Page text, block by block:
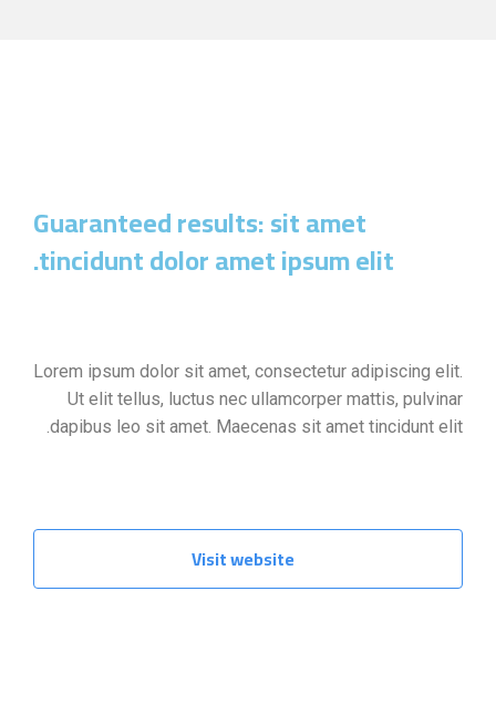
Guaranteed results: sit amet
tincidunt dolor amet ipsum elit.
Lorem ipsum dolor sit amet, consectetur adipiscing elit.
Ut elit tellus, luctus nec ullamcorper mattis, pulvinar
dapibus leo sit amet. Maecenas sit amet tincidunt elit.
Visit website